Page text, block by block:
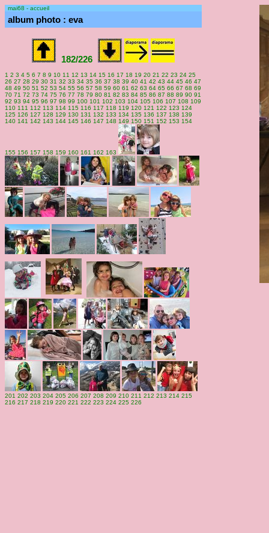
mai68 - accueil
album photo : eva
182/226
1 2 3 4 5 6 7 8 9 10 11 12 13 14 15 16 17 18 19 20 21 22 23 24 25
26 27 28 29 30 31 32 33 34 35 36 37 38 39 40 41 42 43 44 45 46 47
48 49 50 51 52 53 54 55 56 57 58 59 60 61 62 63 64 65 66 67 68 69
70 71 72 73 74 75 76 77 78 79 80 81 82 83 84 85 86 87 88 89 90 91
92 93 94 95 96 97 98 99 100 101 102 103 104 105 106 107 108 109
110 111 112 113 114 115 116 117 118 119 120 121 122 123 124
125 126 127 128 129 130 131 132 133 134 135 136 137 138 139
140 141 142 143 144 145 146 147 148 149 150 151 152 153 154
155 156 157 158 159 160 161 162 163
201 202 203 204 205 206 207 208 209 210 211 212 213 214 215
216 217 218 219 220 221 222 223 224 225 226